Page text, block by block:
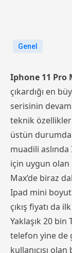
Genel
Iphone 11 Pro
çıkardığı en
serisinin
teknik
üstün
muadili
için uygun
Max’de biraz
Ipad mini
çıkış fiyatı da
Yaklaşık 20
telefon yine de
kullanıcısı